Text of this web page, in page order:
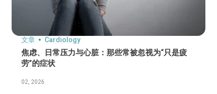
文章 Cardiology
焦虑、日常压力与心脏：那些常被忽视为“只是疲
劳”的症状
02, 2026